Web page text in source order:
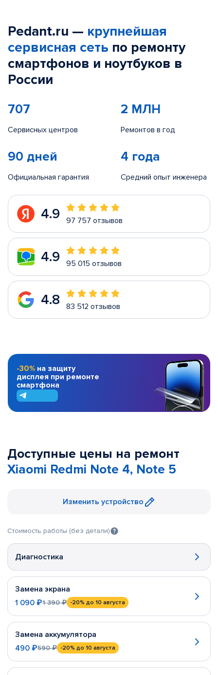
Pedant.ru — крупнейшая
сервисная сеть по ремонту
смартфонов и ноутбуков в
России
707
Сервисных центров
2 МЛН
Ремонтов в год
90 дней
Официальная гарантия
4 года
Средний опыт инженера
4.9 97 757 отзывов
4.9 95 015 отзывов
4.8 83 512 отзывов
-30% на защиту
дисплея при ремонте
смартфона
Доступные цены на ремонт
Xiaomi Redmi Note 4, Note 5
Изменить устройство
Стоимость работы (без детали)
Диагностика
Замена экрана
1 090 ₽1 390 ₽ -20% до 10 августа
Замена аккумулятора
490 ₽590 ₽ -20% до 10 августа